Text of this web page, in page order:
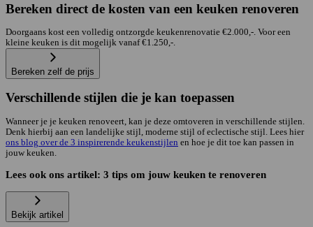
Bereken direct de kosten van een keuken renoveren
Doorgaans kost een volledig ontzorgde keukenrenovatie €2.000,-. Voor een
kleine keuken is dit mogelijk vanaf €1.250,-.
Bereken zelf de prijs
Verschillende stijlen die je kan toepassen
Wanneer je je keuken renoveert, kan je deze omtoveren in verschillende stijlen.
Denk hierbij aan een landelijke stijl, moderne stijl of eclectische stijl. Lees hier
ons blog over de 3 inspirerende keukenstijlen en hoe je dit toe kan passen in
jouw keuken.
Lees ook ons artikel: 3 tips om jouw keuken te renoveren
Bekijk artikel